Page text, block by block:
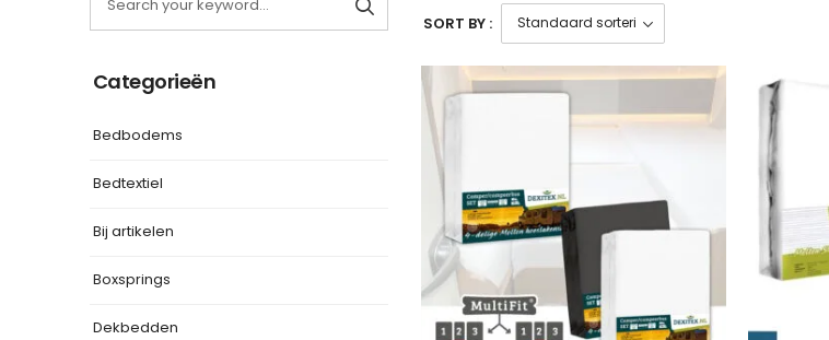
Categorieën
Bedbodems
Bedtextiel
Bij artikelen
Boxsprings
Dekbedden
SORT BY :